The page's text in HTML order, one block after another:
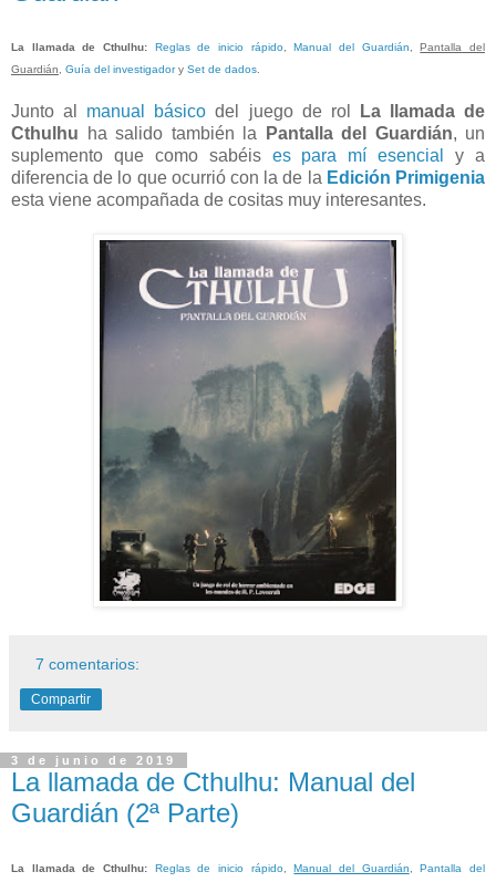
La llamada de Cthulhu: Reglas de inicio rápido,Manual del Guardián ,Pantalla del
Guardián
Guía del investigadory Set de dados
Junto al manual básico del juego de rol
La llamada de
Cthulhu ha salido también la Pantalla del Guardián, un
suplemento que como sabéis es para mí esencial
y a
diferencia de lo que ocurrió con la de la Edición Primigenia
esta viene acompañada de cositas muy interesantes.
7 comentarios:
Compartir
3 de junio de 2019
La llamada de Cthulhu: Manual del
Guardián (2ª Parte)
La llamada de Cthulhu: Reglas de inicio rápido,Manual del Guardián ,Pantalla del